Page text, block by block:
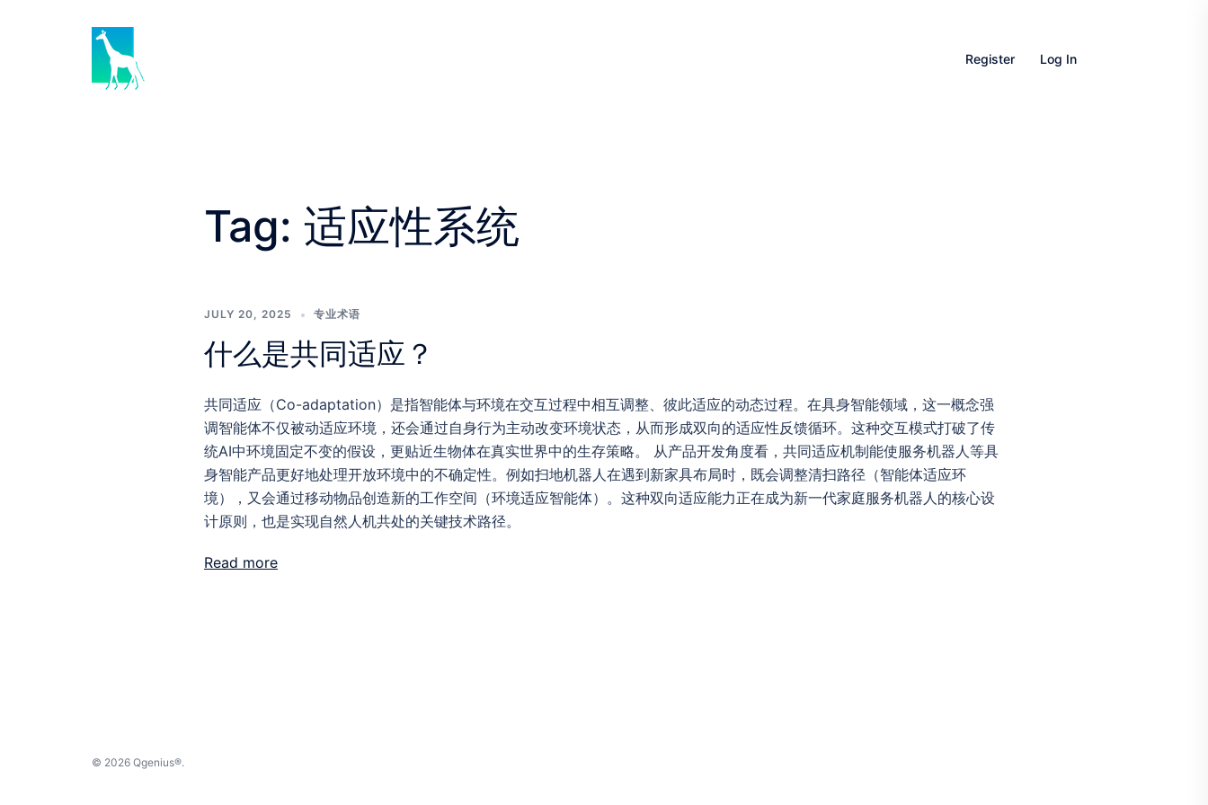
Register Log In
Tag: 适应性系统
JULY 20, 2025 专业术语
什么是共同适应？
共同适应（Co-adaptation）是指智能体与环境在交互过程中相互调整、彼此适应的动态过程。在具身智能领域，这一概念强
调智能体不仅被动适应环境，还会通过自身行为主动改变环境状态，从而形成双向的适应性反馈循环。这种交互模式打破了传
统AI中环境固定不变的假设，更贴近生物体在真实世界中的生存策略。 从产品开发角度看，共同适应机制能使服务机器人等具
身智能产品更好地处理开放环境中的不确定性。例如扫地机器人在遇到新家具布局时，既会调整清扫路径（智能体适应环
境），又会通过移动物品创造新的工作空间（环境适应智能体）。这种双向适应能力正在成为新一代家庭服务机器人的核心设
计原则，也是实现自然人机共处的关键技术路径。
Read more
© 2026 Qgenius®.